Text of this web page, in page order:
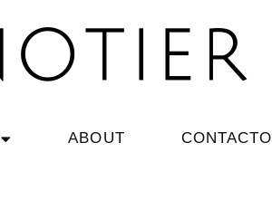
ABOUT CONTACTO